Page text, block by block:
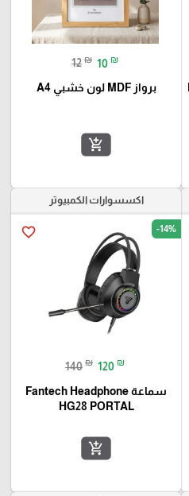
12 ₪ 10 ₪
برواز MDF لون خشبي A4
add_shopping_cart
اكسسوارات الكمبيوتر
favorite_border -14%
140 ₪ 120 ₪
سماعة Fantech Headphone
HG28 PORTAL
add_shopping_cart